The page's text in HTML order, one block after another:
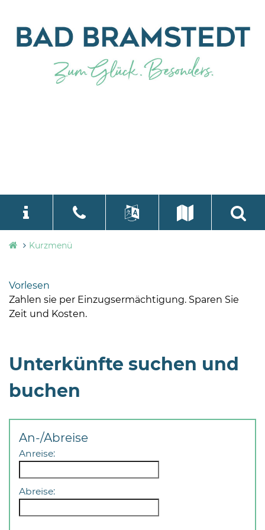
Stadtverwaltung
Bramstedt
Bleeck 15-
19
04192-
506-
Mo,
language
Kurzmenü
Vorlesen
Zahlen sie per Einzugsermächtigung. Sparen Sie
Zeit und Kosten.
Unterkünfte suchen und
buchen
An-/Abreise
Anreise:
Abreise: